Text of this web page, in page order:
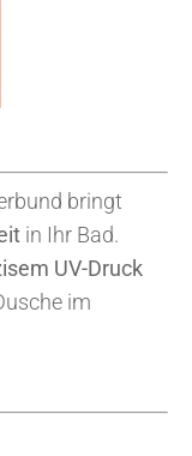
bringt
in Ihr Bad.
UV-Druck
im